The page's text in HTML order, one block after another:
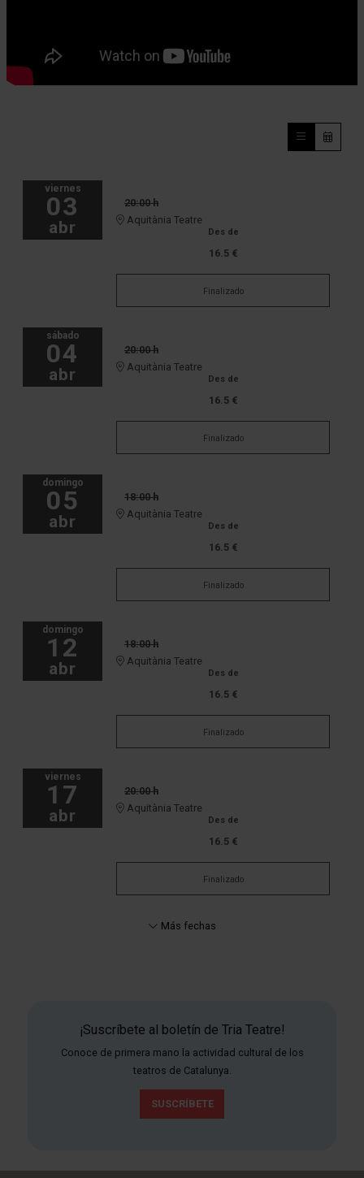
viernes
03
abr
20:00 h
Aquitània Teatre
Des de
16.5 €
Finalizado
sábado
04
abr
20:00 h
Aquitània Teatre
Des de
16.5 €
Finalizado
domingo
05
abr
18:00 h
Aquitània Teatre
Des de
16.5 €
Finalizado
domingo
12
abr
18:00 h
Aquitània Teatre
Des de
16.5 €
Finalizado
viernes
17
abr
20:00 h
Aquitània Teatre
Des de
16.5 €
Finalizado
Más fechas
¡Suscríbete al boletín de Tria Teatre!
Conoce de primera mano la actividad cultural de los
teatros de Catalunya.
SUSCRÍBETE